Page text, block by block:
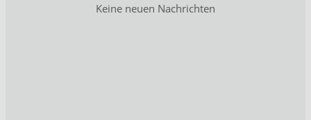
Keine neuen Nachrichten